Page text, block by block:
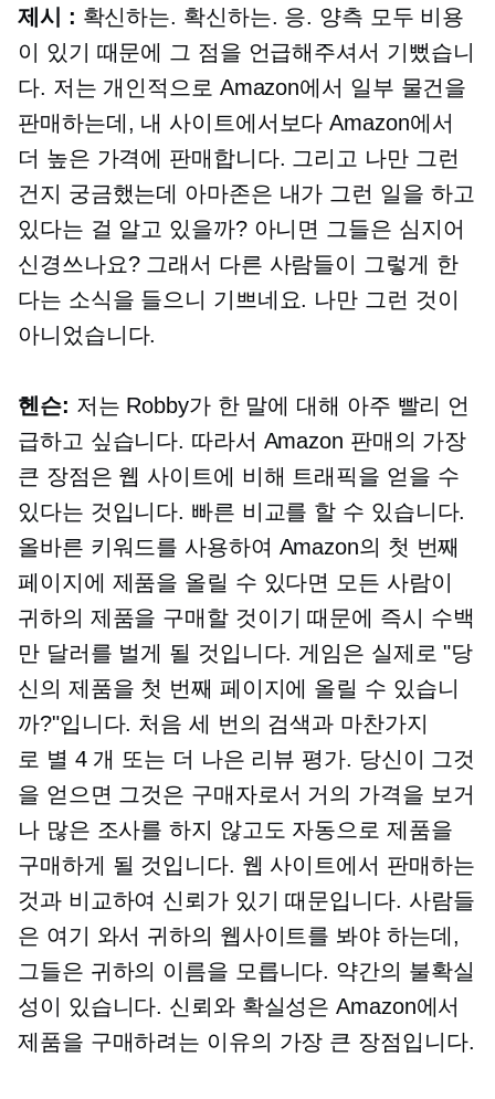
제시 : 확신하는. 확신하는. 응. 양측 모두 비용
이 있기 때문에 그 점을 언급해주셔서 기뻤습니
다. 저는 개인적으로 Amazon에서 일부 물건을
판매하는데, 내 사이트에서보다 Amazon에서
더 높은 가격에 판매합니다. 그리고 나만 그런
건지 궁금했는데 아마존은 내가 그런 일을 하고
있다는 걸 알고 있을까? 아니면 그들은 심지어
신경쓰나요? 그래서 다른 사람들이 그렇게 한
다는 소식을 들으니 기쁘네요. 나만 그런 것이
아니었습니다.
헨슨: 저는 Robby가 한 말에 대해 아주 빨리 언
급하고 싶습니다. 따라서 Amazon 판매의 가장
큰 장점은 웹 사이트에 비해 트래픽을 얻을 수
있다는 것입니다. 빠른 비교를 할 수 있습니다.
올바른 키워드를 사용하여 Amazon의 첫 번째
페이지에 제품을 올릴 수 있다면 모든 사람이
귀하의 제품을 구매할 것이기 때문에 즉시 수백
만 달러를 벌게 될 것입니다. 게임은 실제로 "당
신의 제품을 첫 번째 페이지에 올릴 수 있습니
까?"입니다. 처음 세 번의 검색과 마찬가지
로 별 4 개 또는 더 나은 리뷰 평가. 당신이 그것
을 얻으면 그것은 구매자로서 거의 가격을 보거
나 많은 조사를 하지 않고도 자동으로 제품을
구매하게 될 것입니다. 웹 사이트에서 판매하는
것과 비교하여 신뢰가 있기 때문입니다. 사람들
은 여기 와서 귀하의 웹사이트를 봐야 하는데,
그들은 귀하의 이름을 모릅니다. 약간의 불확실
성이 있습니다. 신뢰와 확실성은 Amazon에서
제품을 구매하려는 이유의 가장 큰 장점입니다.